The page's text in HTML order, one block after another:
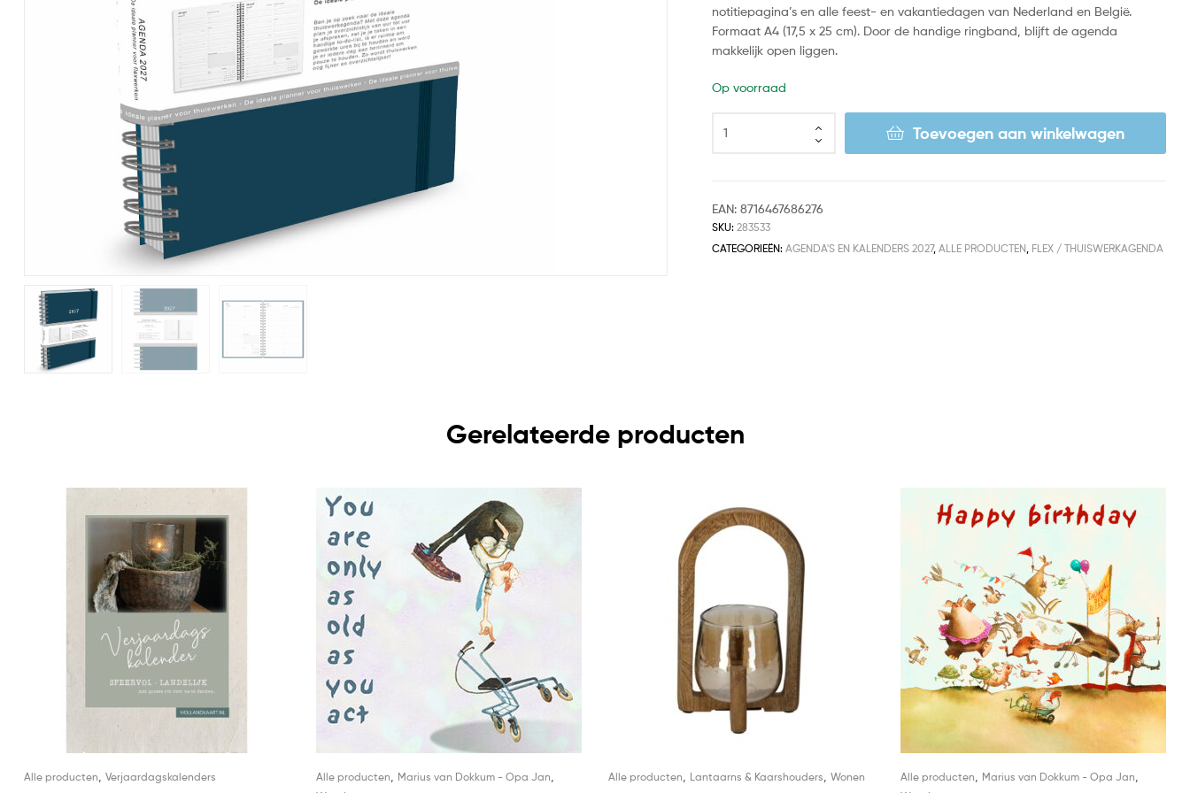
notitiepagina’s en alle feest- en vakantiedagen van Nederland en België.
Formaat A4 (17,5 x 25 cm). Door de handige ringband, blijft de agenda
makkelijk open liggen.
Op voorraad
Toevoegen aan winkelwagen
EAN:8716467686276
SKU:283533
CATEGORIEËN:AGENDA'S EN KALENDERS 2027,ALLE PRODUCTEN FLEX / THUISWERKAGENDA
Gerelateerde producten
Alle producten, Verjaardagskalenders Alle producten, Marius van Dokkum - Opa Jan, Alle producten, Lantaarns & Kaarshouders, Wonen Alle producten, Marius van Dokkum - Opa Jan,